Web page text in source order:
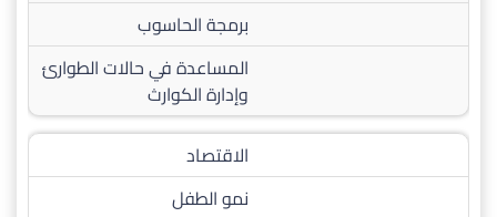
برمجة الحاسوب
المساعدة في حالات الطوارئ
وإدارة الكوارث
الاقتصاد
نمو الطفل